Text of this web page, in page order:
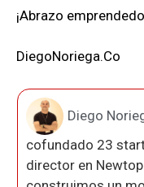
¡Abrazo
DiegoNoriega.Co
Diego
cofundado 23
director en